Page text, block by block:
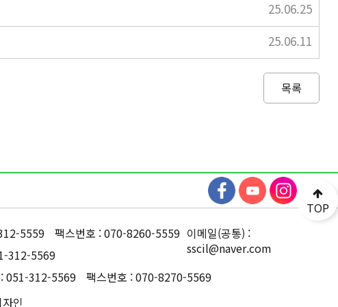
25.06.25
25.06.11
목록
5559 팩스번호 : 070-8260-5559 이메일(공통) :
sscil@naver.com
312-5569
051-312-5569
팩스번호 : 070-8270-5569
인
TOP